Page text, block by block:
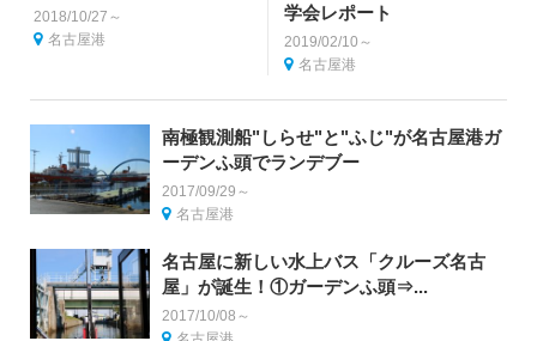
2018/10/27～
名古屋港
学会レポート
2019/02/10～
名古屋港
南極観測船"しらせ"と"ふじ"が名古屋港ガ
ーデンふ頭でランデブー
2017/09/29～
名古屋港
名古屋に新しい水上バス「クルーズ名古
屋」が誕生！①ガーデンふ頭⇒...
2017/10/08～